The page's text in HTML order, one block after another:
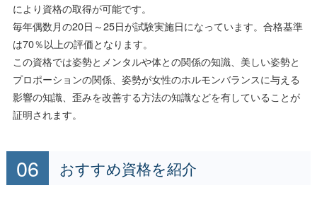
により資格の取得が可能です。
毎年偶数月の20日～25日が試験実施日になっています。合格基準
は70％以上の評価となります。
この資格では姿勢とメンタルや体との関係の知識、美しい姿勢と
プロポーションの関係、姿勢が女性のホルモンバランスに与える
影響の知識、歪みを改善する方法の知識などを有していることが
証明されます。
おすすめ資格を紹介